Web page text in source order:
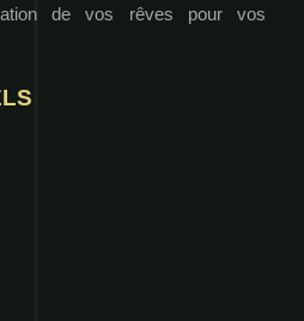
de vos rêves pour vos